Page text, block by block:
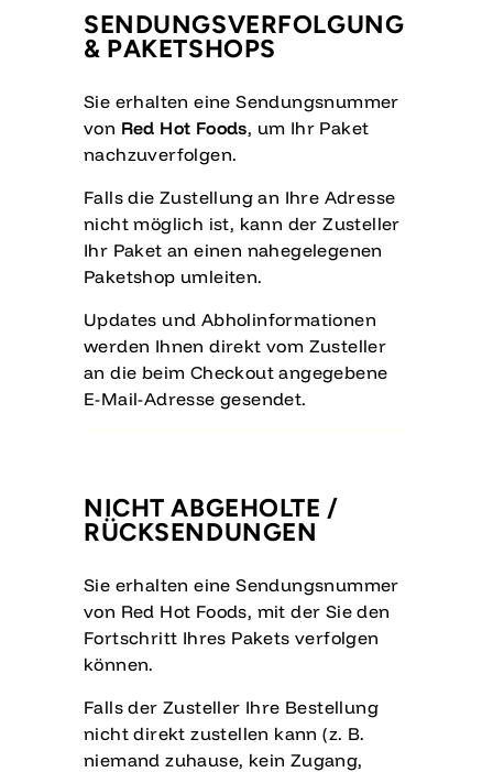
SENDUNGSVERFOLGUNG
& PAKETSHOPS
Sie erhalten eine Sendungsnummer
von Red Hot Foods, um Ihr Paket
nachzuverfolgen.
Falls die Zustellung an Ihre Adresse
nicht möglich ist, kann der Zusteller
Ihr Paket an einen nahegelegenen
Paketshop umleiten.
Updates und Abholinformationen
werden Ihnen direkt vom Zusteller
an die beim Checkout angegebene
E-Mail-Adresse gesendet.
NICHT ABGEHOLTE /
RÜCKSENDUNGEN
Sie erhalten eine Sendungsnummer
von Red Hot Foods, mit der Sie den
Fortschritt Ihres Pakets verfolgen
können.
Falls der Zusteller Ihre Bestellung
nicht direkt zustellen kann (z. B.
niemand zuhause, kein Zugang,